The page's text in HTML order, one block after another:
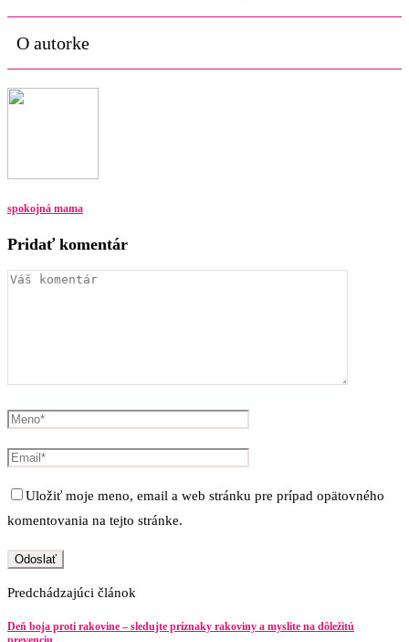
O autorke
spokojná mama
Pridať komentár
Uložiť moje meno, email a web stránku pre prípad opätovného
komentovania na tejto stránke.
Predchádzajúci článok
Deň boja proti rakovine – sledujte príznaky rakoviny a myslite na dôležitú